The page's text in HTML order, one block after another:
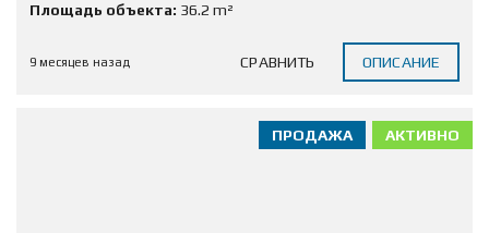
Площадь объекта: 36.2 m²
9 месяцев назад СРАВНИТЬ ОПИСАНИЕ
АКТИВНО
ПРОДАЖА